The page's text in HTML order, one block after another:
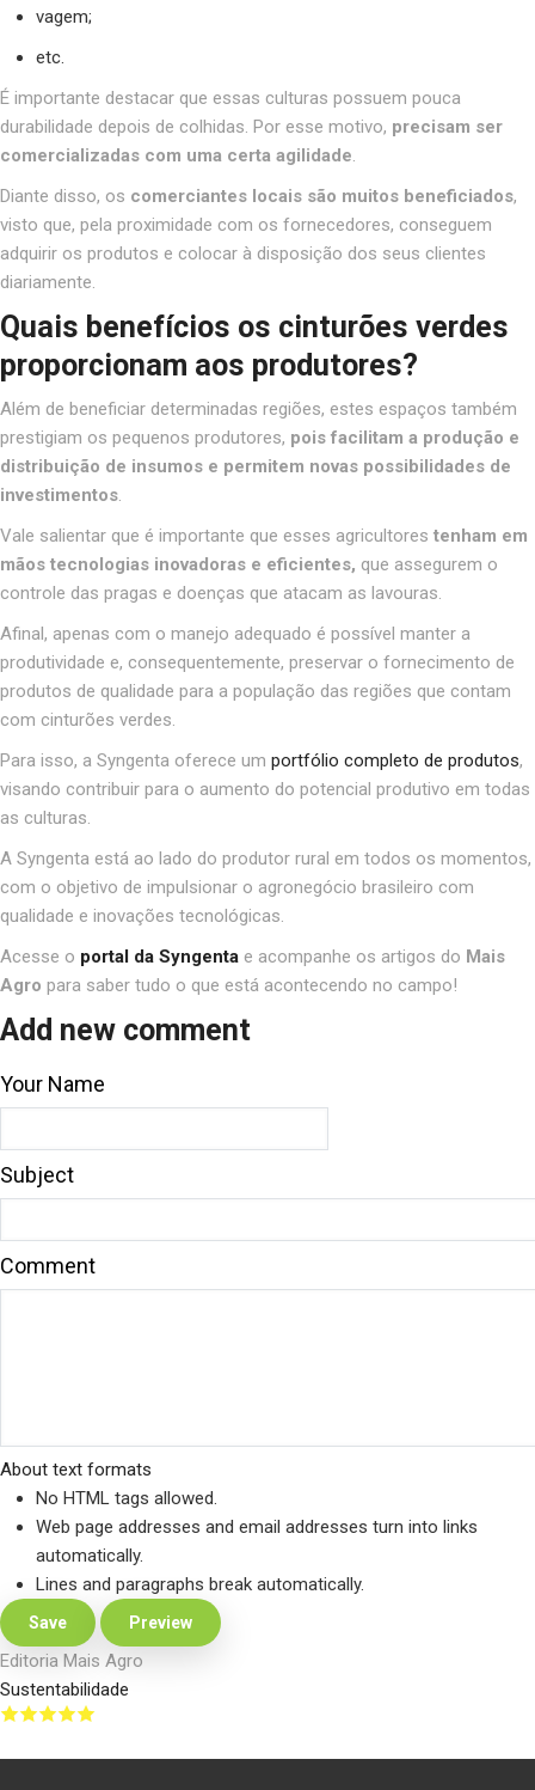
vagem;
etc.
É importante destacar que essas culturas possuem pouca
durabilidade depois de colhidas. Por esse motivo, precisam ser
comercializadas com uma certa agilidade.
Diante disso, os comerciantes locais são muitos beneficiados,
visto que, pela proximidade com os fornecedores, conseguem
adquirir os produtos e colocar à disposição dos seus clientes
diariamente.
Quais benefícios os cinturões verdes
proporcionam aos produtores?
Além de beneficiar determinadas regiões, estes espaços também
prestigiam os pequenos produtores, pois facilitam a produção e
distribuição de insumos e permitem novas possibilidades de
investimentos.
Vale salientar que é importante que esses agricultores tenham em
mãos tecnologias inovadoras e eficientes, que assegurem o
controle das pragas e doenças que atacam as lavouras.
Afinal, apenas com o manejo adequado é possível manter a
produtividade e, consequentemente, preservar o fornecimento de
produtos de qualidade para a população das regiões que contam
com cinturões verdes.
Para isso, a Syngenta oferece um portfólio completo de produtos,
visando contribuir para o aumento do potencial produtivo em todas
as culturas.
A Syngenta está ao lado do produtor rural em todos os momentos,
com o objetivo de impulsionar o agronegócio brasileiro com
qualidade e inovações tecnológicas.
Acesse o portal da Syngenta e acompanhe os artigos do Mais
Agro para saber tudo o que está acontecendo no campo!
Add new comment
Your Name
Subject
Comment
About text formats
No HTML tags allowed.
Web page addresses and email addresses turn into links
automatically.
Lines and paragraphs break automatically.
Editoria Mais Agro
Sustentabilidade